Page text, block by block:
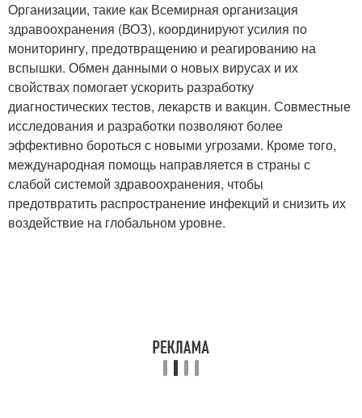
Организации, такие как Всемирная организация
здравоохранения (ВОЗ), координируют усилия по
мониторингу, предотвращению и реагированию на
вспышки. Обмен данными о новых вирусах и их
свойствах помогает ускорить разработку
диагностических тестов, лекарств и вакцин. Совместные
исследования и разработки позволяют более
эффективно бороться с новыми угрозами. Кроме того,
международная помощь направляется в страны с
слабой системой здравоохранения, чтобы
предотвратить распространение инфекций и снизить их
воздействие на глобальном уровне.